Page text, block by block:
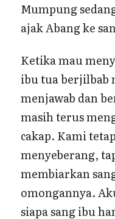
Mumpung
ajak Abang ke
Ketika mau
ibu tua berjilbab
menjawab dan
masih terus
cakap. Kami
menyeberang,
membiarkan
omongannya.
siapa sang ibu